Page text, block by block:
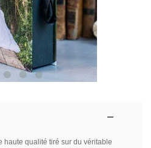
haute qualité tiré sur du véritable